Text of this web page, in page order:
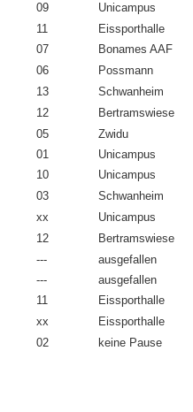
09
Unicampus
11
Eissporthalle
07
Bonames AAF
06
Possmann
13
Schwanheim
12
Bertramswiese
05
Zwidu
01
Unicampus
10
Unicampus
03
Schwanheim
xx
Unicampus
12
Bertramswiese
---
ausgefallen
---
ausgefallen
11
Eissporthalle
xx
Eissporthalle
02 keine Pause